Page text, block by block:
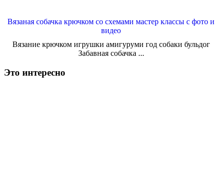
Вязаная собачка крючком со схемами мастер классы с фото и
видео
Вязание крючком игрушки амигуруми год собаки бульдог
Забавная собачка ...
Это интересно